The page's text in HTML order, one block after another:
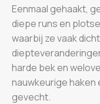
Eenmaal gehaakt,
diepe runs en
waarbij ze vaak
harde bek en
nauwkeurige
gevecht.